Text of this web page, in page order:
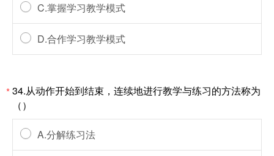
C.掌握学习教学模式
D.合作学习教学模式
*34.从动作开始到结束，连续地进行教学与练习的方法称为
（）
A.分解练习法